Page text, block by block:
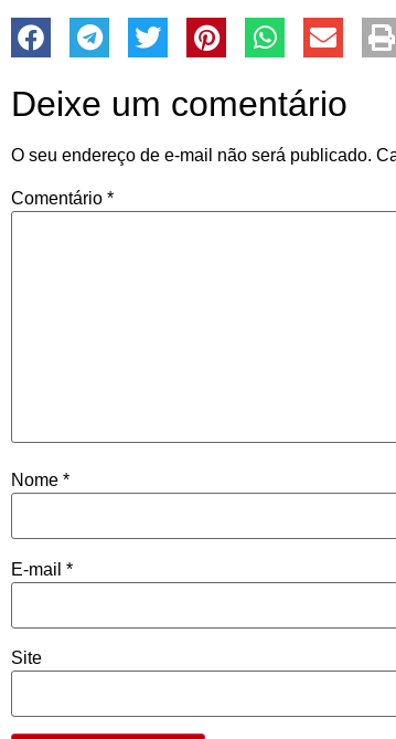
Deixe um comentário
O seu endereço de e-mail não será publicado.
Comentário *
Nome *
E-mail *
Site